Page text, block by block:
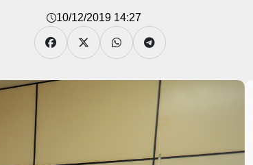
10/12/2019 14:27